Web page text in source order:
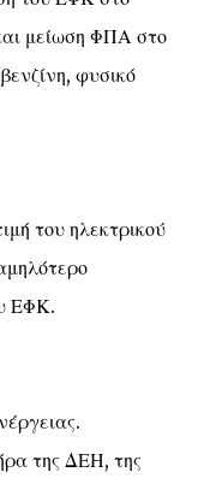
μείωση ΦΠΑ στο
φυσικό
του ηλεκτρικού
ΕΦΚ.
της ΔΕΗ, της